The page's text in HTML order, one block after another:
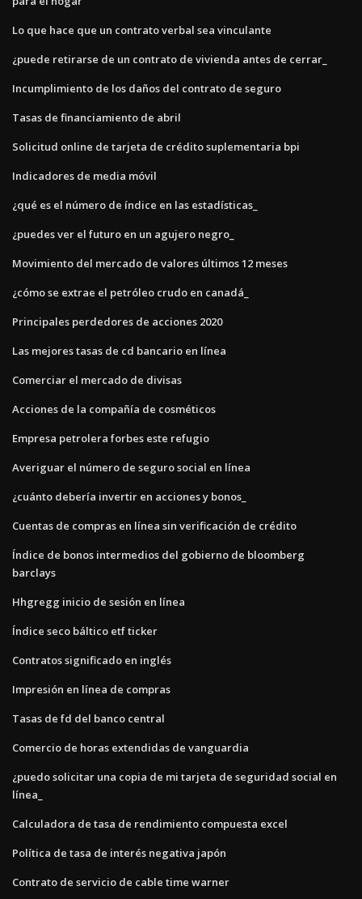
Lo que hace que un contrato verbal sea vinculante
¿puede retirarse de un contrato de vivienda antes de cerrar_
Incumplimiento de los daños del contrato de seguro
Tasas de financiamiento de abril
Solicitud online de tarjeta de crédito suplementaria bpi
Indicadores de media móvil
¿qué es el número de índice en las estadísticas_
¿puedes ver el futuro en un agujero negro_
Movimiento del mercado de valores últimos 12 meses
¿cómo se extrae el petróleo crudo en canadá_
Principales perdedores de acciones 2020
Las mejores tasas de cd bancario en línea
Comerciar el mercado de divisas
Acciones de la compañía de cosméticos
Empresa petrolera forbes este refugio
Averiguar el número de seguro social en línea
¿cuánto debería invertir en acciones y bonos_
Cuentas de compras en línea sin verificación de crédito
Índice de bonos intermedios del gobierno de bloomberg
barclays
Hhgregg inicio de sesión en línea
Índice seco báltico etf ticker
Contratos significado en inglés
Impresión en línea de compras
Tasas de fd del banco central
Comercio de horas extendidas de vanguardia
¿puedo solicitar una copia de mi tarjeta de seguridad social en
línea_
Calculadora de tasa de rendimiento compuesta excel
Política de tasa de interés negativa japón
Contrato de servicio de cable time warner